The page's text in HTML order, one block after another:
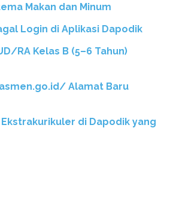
Makan dan Minum
Login di Aplikasi Dapodik
RA Kelas B (5–6 Tahun)
Alamat Baru
di Dapodik yang